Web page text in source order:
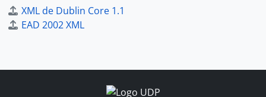
XML de Dublin Core 1.1
EAD 2002 XML